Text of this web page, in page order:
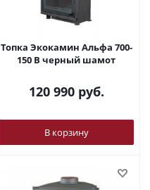
Топка Экокамин Альфа 700-
150 В черный шамот
120 990руб.
В корзину